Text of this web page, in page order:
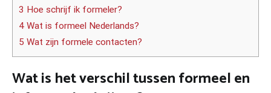
3 Hoe schrijf ik formeler?
4 Wat is formeel Nederlands?
5 Wat zijn formele contacten?
Wat is het verschil tussen formeel en